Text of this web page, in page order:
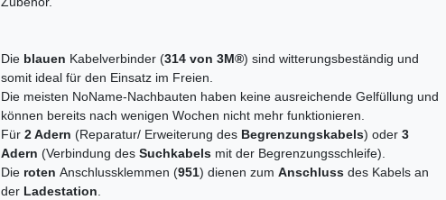
Die blauen Kabelverbinder (314 von 3M®) sind witterungsbeständig und
somit ideal für den Einsatz im Freien.
Die meisten NoName-Nachbauten haben keine ausreichende Gelfüllung und
können bereits nach wenigen Wochen nicht mehr funktionieren.
Für 2 Adern (Reparatur/ Erweiterung des Begrenzungskabels) oder 3
Adern (Verbindung des Suchkabels mit der Begrenzungsschleife).
Die roten Anschlussklemmen (951) dienen zum Anschluss des Kabels an
der Ladestation